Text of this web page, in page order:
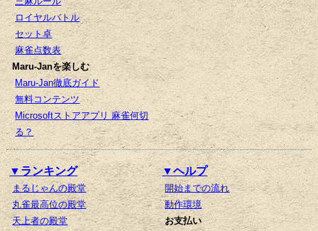
ロイヤルバトル
セット卓
麻雀点数表
Maru-Janを楽しむ
Maru-Jan徹底ガイド
無料コンテンツ
Microsoftストアアプリ 麻雀何切
る？
▼ランキング
まるじゃんの殿堂
丸雀最高位の殿堂
天上者の殿堂
▼ヘルプ
開始までの流れ
動作環境
お支払い